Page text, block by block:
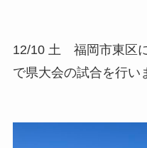
12/10 土 福岡市東区
で県大会の試合を行い